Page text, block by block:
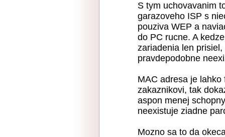
S tym uchovavanim
garazoveho ISP s
pouziva WEP a
do PC rucne. A
zariadenia len
pravdepodobne
MAC adresa je
zakaznikovi, tak
aspon menej
neexistuje ziadne
Mozno sa to da